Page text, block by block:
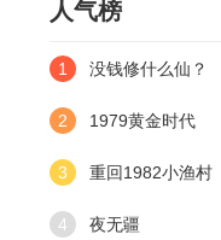
人气榜
1 没钱修什么仙？
2 1979黄金时代
3 重回1982小渔村
4 夜无疆